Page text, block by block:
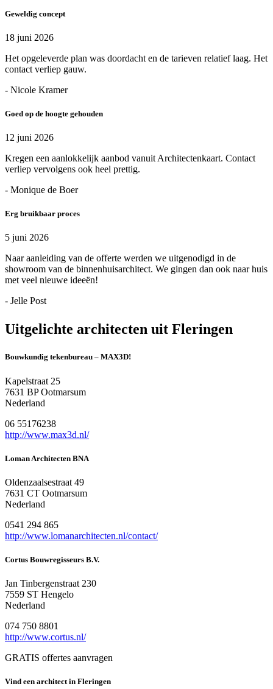
Geweldig concept
18 juni 2026
Het opgeleverde plan was doordacht en de tarieven relatief laag. Het
contact verliep gauw.
- Nicole Kramer
Goed op de hoogte gehouden
12 juni 2026
Kregen een aanlokkelijk aanbod vanuit Architectenkaart. Contact
verliep vervolgens ook heel prettig.
- Monique de Boer
Erg bruikbaar proces
5 juni 2026
Naar aanleiding van de offerte werden we uitgenodigd in de
showroom van de binnenhuisarchitect. We gingen dan ook naar huis
met veel nieuwe ideeën!
- Jelle Post
Uitgelichte architecten uit Fleringen
Bouwkundig tekenbureau – MAX3D!
Kapelstraat 25
7631 BP Ootmarsum
Nederland
06 55176238
http://www.max3d.nl/
Loman Architecten BNA
Oldenzaalsestraat 49
7631 CT Ootmarsum
Nederland
0541 294 865
http://www.lomanarchitecten.nl/contact/
Cortus Bouwregisseurs B.V.
Jan Tinbergenstraat 230
7559 ST Hengelo
Nederland
074 750 8801
http://www.cortus.nl/
GRATIS offertes aanvragen
Vind een architect in Fleringen